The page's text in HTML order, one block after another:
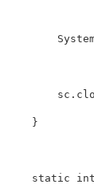
        sc
.
}
static int